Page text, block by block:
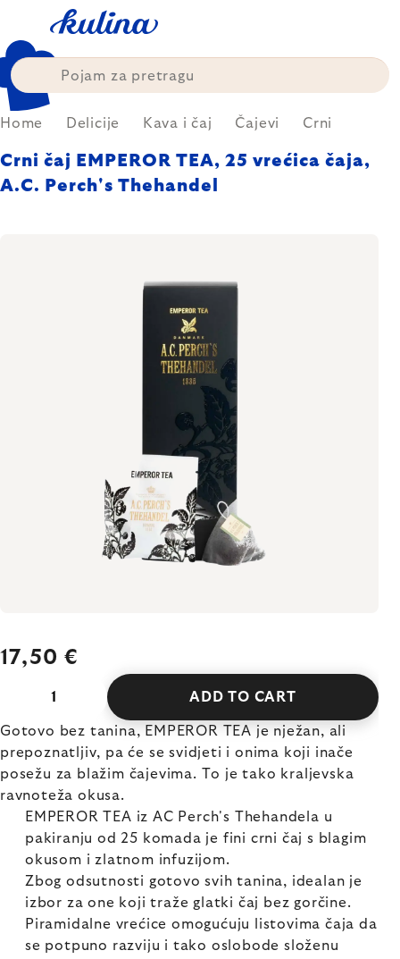
content
Home Delicije Kava i čaj Čajevi Crni
Crni čaj EMPEROR TEA, 25 vrećica čaja,
A.C. Perch's Thehandel
17,50 €
ADD TO CART
Gotovo bez tanina, EMPEROR TEA je nježan, ali
prepoznatljiv, pa će se svidjeti i onima koji inače
posežu za blažim čajevima. To je tako kraljevska
ravnoteža okusa.
EMPEROR TEA iz AC Perch's Thehandela u
pakiranju od 25 komada je fini crni čaj s blagim
okusom i zlatnom infuzijom.
Zbog odsutnosti gotovo svih tanina, idealan je
izbor za one koji traže glatki čaj bez gorčine.
Piramidalne vrećice omogućuju listovima čaja da
se potpuno razviju i tako oslobode složenu